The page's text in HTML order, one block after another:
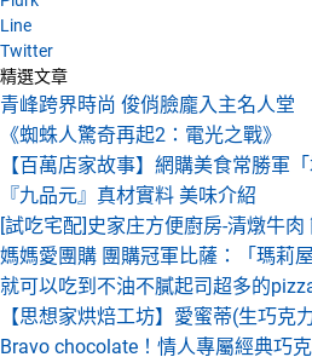
Line
Twitter
精選文章
青峰跨界時尚 俊俏臉龐入主名人堂
《蜘蛛人驚奇再起2：電光之戰》
【百萬店家故事】網購美食常勝軍「
『九品元』真材實料 美味介紹
[試吃宅配]史家庄方便廚房-清燉牛
媽媽愛團購 團購冠軍比薩：「瑪莉
就可以吃到不油不膩起司超多的
【思想家烘焙工坊】愛蜜蒂(生巧克
Bravo chocolate！情人專屬經典巧